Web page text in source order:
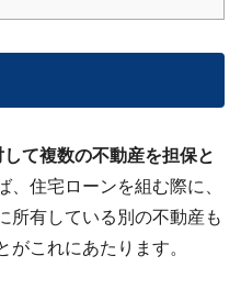
て複数の不動産を担保と
、住宅ローンを組む際に、
所有している別の不動産も
これにあたります。